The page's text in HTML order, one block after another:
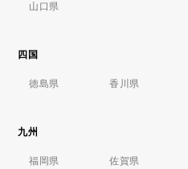
山口県
四国
徳島県 香川県
九州
福岡県 佐賀県